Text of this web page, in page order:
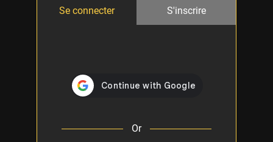
Se connecter S'inscrire
Or